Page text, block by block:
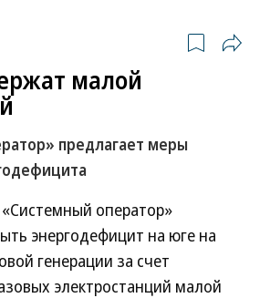
малой
предлагает меры
«Системный оператор»
энергодефицит на юге на
генерации за счет
электростанций малой